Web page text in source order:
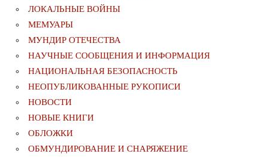
ЛОКАЛЬНЫЕ ВОЙНЫ
МЕМУАРЫ
МУНДИР ОТЕЧЕСТВА
НАУЧНЫЕ СООБЩЕНИЯ И ИНФОРМАЦИЯ
НАЦИОНАЛЬНАЯ БЕЗОПАСНОСТЬ
НЕОПУБЛИКОВАННЫЕ РУКОПИСИ
НОВОСТИ
НОВЫЕ КНИГИ
ОБЛОЖКИ
ОБМУНДИРОВАНИЕ И СНАРЯЖЕНИЕ